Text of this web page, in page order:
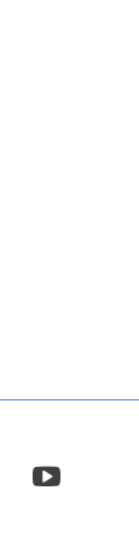
youtube